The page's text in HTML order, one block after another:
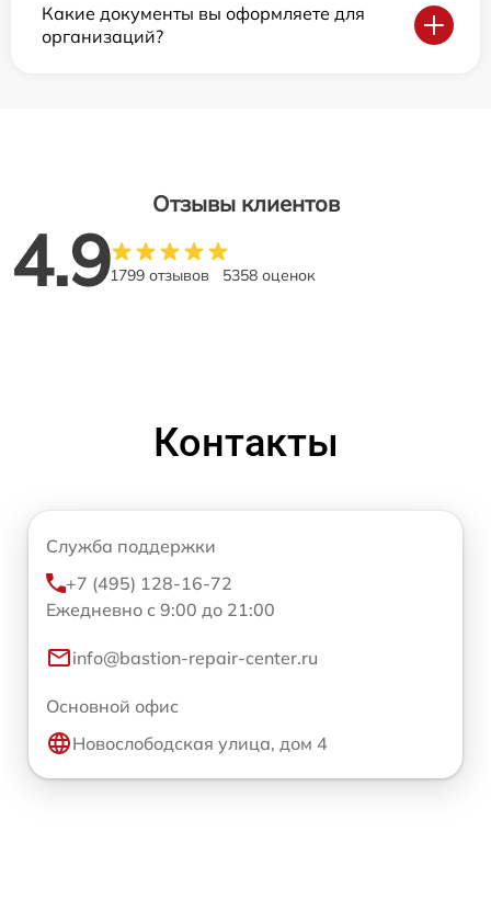
Какие документы вы оформляете для
организаций?
Отзывы клиентов
4.91799 отзывов 5358 оценок
Контакты
Служба поддержки
+7 (495) 128-16-72
Ежедневно с 9:00 до 21:00
info@bastion-repair-center.ru
Основной офис
Новослободская улица, дом 4